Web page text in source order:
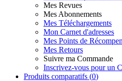
Mes Revues
Mes Abonnements
Mes Téléchargements
Mon Carnet d'adresses
Mes Points de
Mes Retours
Suivre ma Commande
Inscrivez-vous pour un
Produits comparatifs (0)